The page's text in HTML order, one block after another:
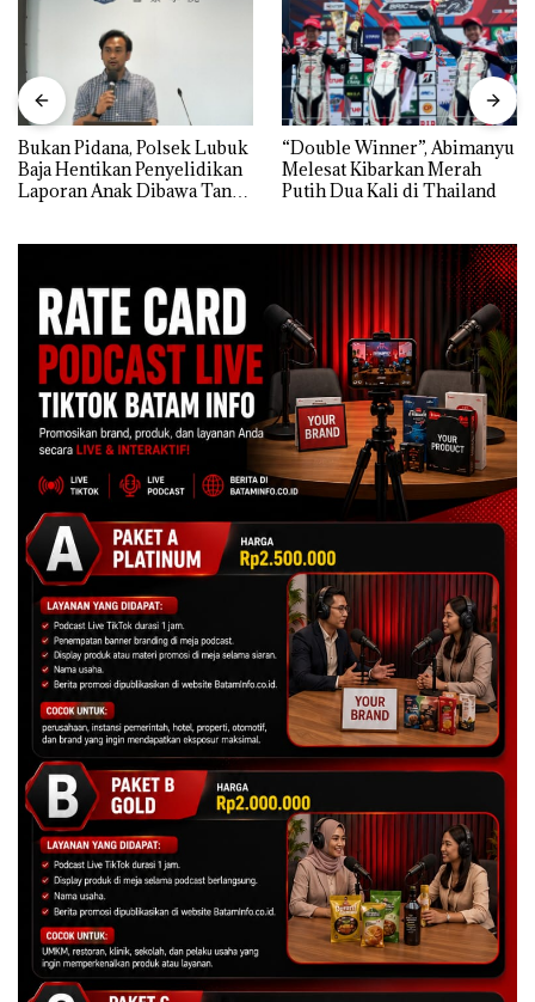
Bukan Pidana, Polsek Lubuk
Baja Hentikan Penyelidikan
Laporan Anak Dibawa Tanpa
“Double Winner”, Abimanyu
Melesat Kibarkan Merah
Putih Dua Kali di Thailand